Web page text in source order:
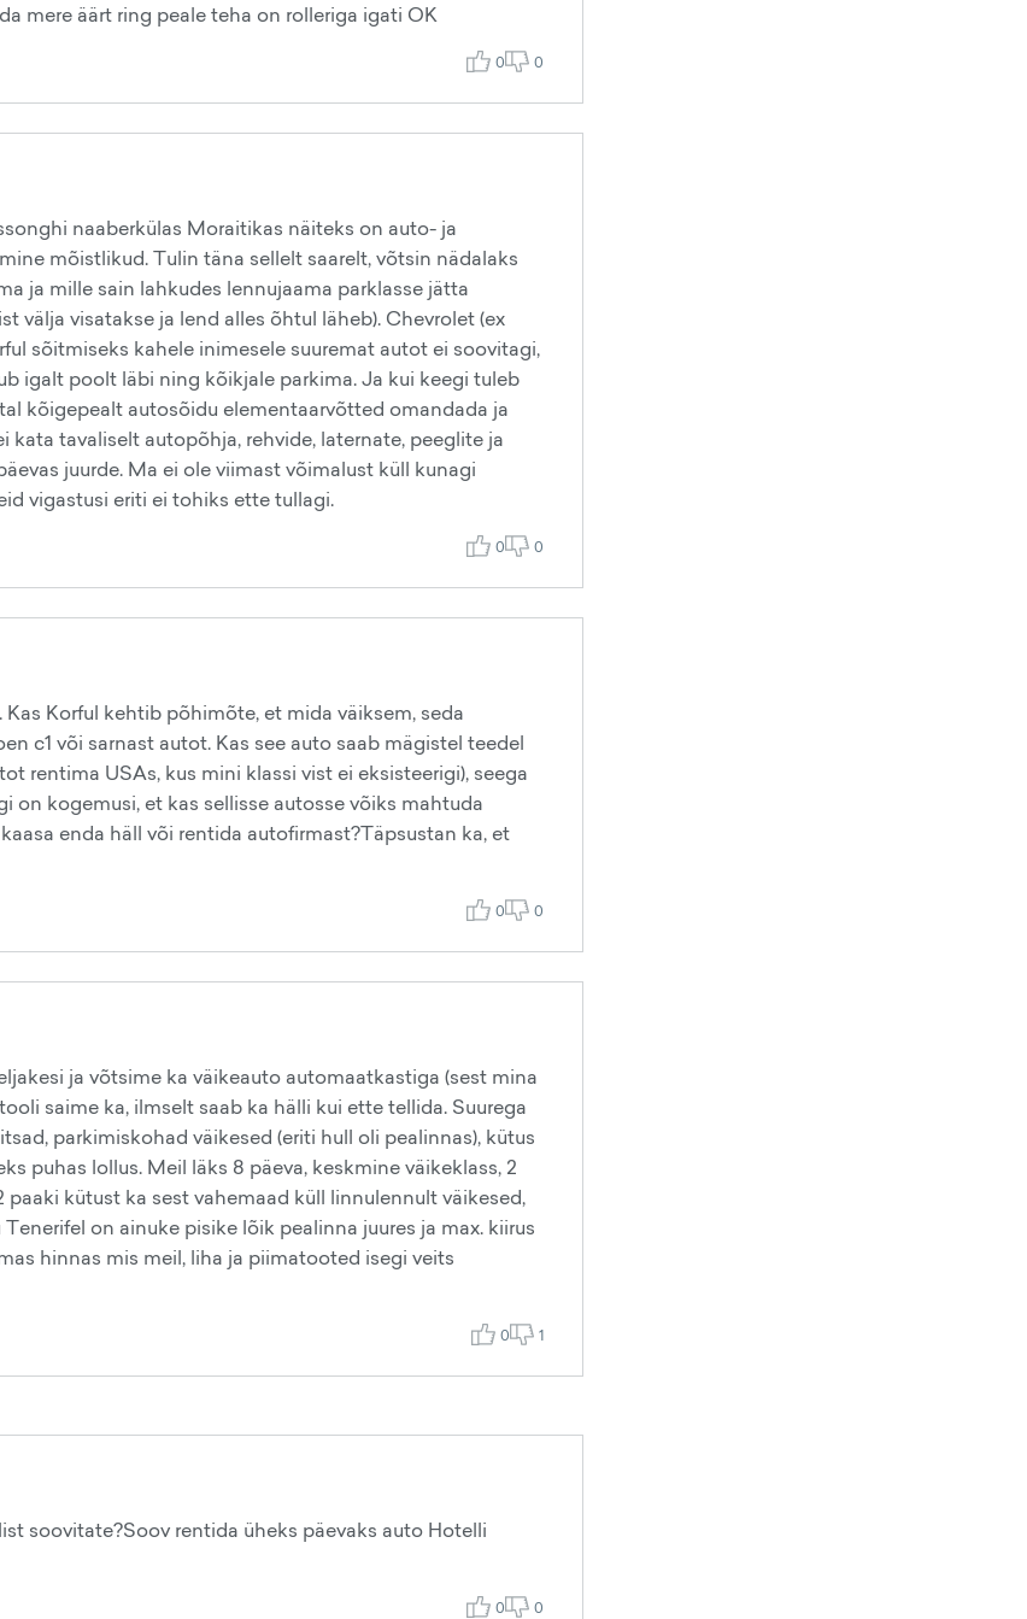
mere äärt ring peale teha on rolleriga igati OK
0 0
naaberkülas Moraitikas näiteks on auto- ja
mõistlikud. Tulin täna sellelt saarelt, võtsin nädalaks
ja mille sain lahkudes lennujaama parklasse jätta
välja visatakse ja lend alles õhtul läheb). Chevrolet (ex
sõitmiseks kahele inimesele suuremat autot ei soovitagi,
igalt poolt läbi ning kõikjale parkima. Ja kui keegi tuleb
kõigepealt autosõidu elementaarvõtted omandada ja
kata tavaliselt autopõhja, rehvide, laternate, peeglite ja
juurde. Ma ei ole viimast võimalust küll kunagi
vigastusi eriti ei tohiks ette tullagi.
0 0
Korful kehtib põhimõte, et mida väiksem, seda
c1 või sarnast autot. Kas see auto saab mägistel teedel
rentima USAs, kus mini klassi vist ei eksisteerigi), seega
kogemusi, et kas sellisse autosse võiks mahtuda
enda häll või rentida autofirmast?Täpsustan ka, et
0 0
ja võtsime ka väikeauto automaatkastiga (sest mina
saime ka, ilmselt saab ka hälli kui ette tellida. Suurega
parkimiskohad väikesed (eriti hull oli pealinnas), kütus
puhas lollus. Meil läks 8 päeva, keskmine väikeklass, 2
paaki kütust ka sest vahemaad küll linnulennult väikesed,
on ainuke pisike lõik pealinna juures ja max. kiirus
hinnas mis meil, liha ja piimatooted isegi veits
0 1
soovitate?Soov rentida üheks päevaks auto Hotelli
0 0